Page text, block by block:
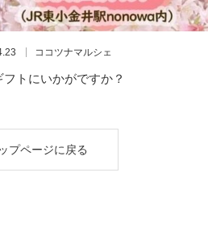
ココツナマルシェ
トにいかがですか？
プページに戻る